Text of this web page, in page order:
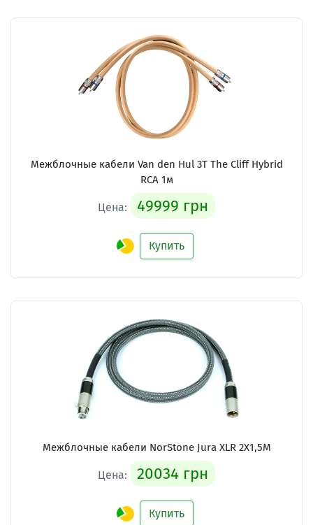
Межблочные кабели Van den Hul 3T The Cliff Hybrid
RCA 1м
Цена: 49999 грн
Купить
Межблочные кабели NorStone Jura XLR 2X1,5M
Цена: 20034 грн
Купить